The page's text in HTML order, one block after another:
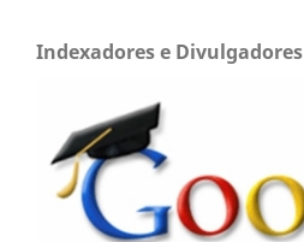
Indexadores e Divulgadores